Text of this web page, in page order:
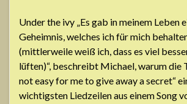
Under the ivy „Es gab in meinem Leben
Geheimnis, welches ich für mich
(mittlerweile weiß ich, dass es viel
lüften)“, beschreibt Michael, warum die
not easy for me to give away a secret“
wichtigsten Liedzeilen aus einem Song